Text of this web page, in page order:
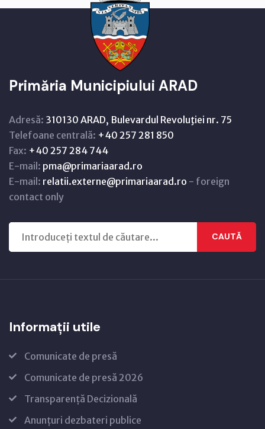
Primăria Municipiului ARAD
Adresă: 310130 ARAD, Bulevardul Revoluţiei nr. 75
Telefoane centrală: +40 257 281 850
Fax: +40 257 284 744
E-mail: pma@primariaarad.ro
E-mail: relatii.externe@primariaarad.ro - foreign
contact only
CAUTĂ
Informații utile
Comunicate de presă
Comunicate de presă 2026
Transparență Decizională
Anunțuri dezbateri publice